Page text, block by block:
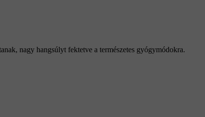
nagy hangsúlyt fektetve a természetes gyógymódokra.